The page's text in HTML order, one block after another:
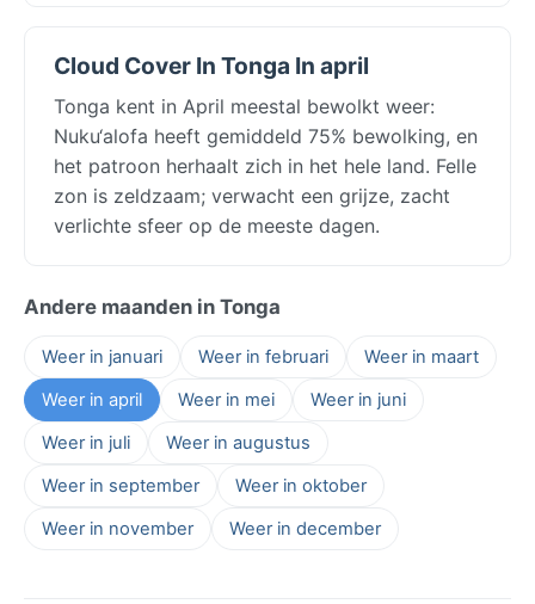
Cloud Cover In Tonga In april
Tonga kent in April meestal bewolkt weer:
Nuku‘alofa heeft gemiddeld 75% bewolking, en
het patroon herhaalt zich in het hele land. Felle
zon is zeldzaam; verwacht een grijze, zacht
verlichte sfeer op de meeste dagen.
Andere maanden in Tonga
Weer in januari Weer in februari
Weer in maart
Weer in april
Weer in mei
Weer in juni
Weer in juli
Weer in augustus
Weer in september
Weer in oktober
Weer in november
Weer in december